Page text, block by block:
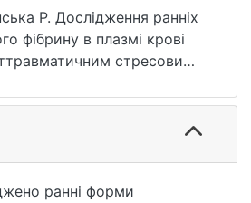
стресовим розладом
Київський
імені Тараса
handle/15071834/2158
Р. Дослідження ранніх
фібрину в плазмі крові
стресовим
біохімія / наук. кер. Т. І.
58 с. URL:
handle/15071834/2158
ранні форми